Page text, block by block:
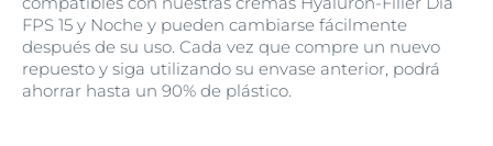
FPS 15 y Noche y pueden cambiarse fácilmente
después de su uso. Cada vez que compre un nuevo
repuesto y siga utilizando su envase anterior, podrá
ahorrar hasta un 90% de plástico.